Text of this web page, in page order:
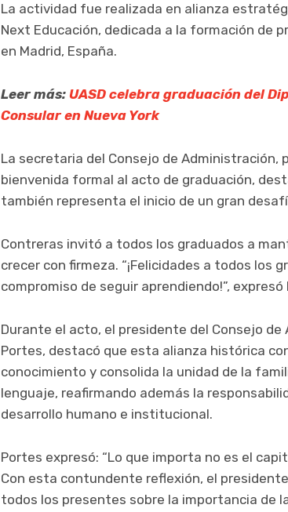
La actividad fue realizada en alianza
Next Educación, dedicada a la formación de
en Madrid, España.
Leer más: UASD celebra graduación del
Consular en Nueva York
La secretaria del Consejo de Administración,
bienvenida formal al acto de graduación,
también representa el inicio de un gran
Contreras invitó a todos los graduados a
crecer con firmeza. “¡Felicidades a todos los
compromiso de seguir aprendiendo!”,
Durante el acto, el presidente del Consejo
Portes, destacó que esta alianza histórica
conocimiento y consolida la unidad de la
lenguaje, reafirmando además la
desarrollo humano e institucional.
Portes expresó: “Lo que importa no es el
Con esta contundente reflexión, el presidente
todos los presentes sobre la importancia de